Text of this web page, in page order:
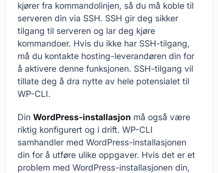
kjører fra kommandolinjen, så du må koble til
serveren din via SSH. SSH gir deg sikker
tilgang til serveren og lar deg kjøre
kommandoer. Hvis du ikke har SSH-tilgang,
må du kontakte hosting-leverandøren din for
å aktivere denne funksjonen. SSH-tilgang vil
tillate deg å dra nytte av hele potensialet til
WP-CLI.
Din WordPress-installasjon må også være
riktig konfigurert og i drift. WP-CLI
samhandler med WordPress-installasjonen
din for å utføre ulike oppgaver. Hvis det er et
problem med WordPress-installasjonen din,